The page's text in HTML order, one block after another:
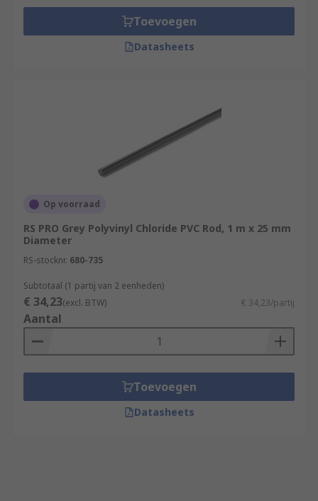
Toevoegen
Datasheets
Op voorraad
RS PRO Grey Polyvinyl Chloride PVC Rod, 1 m x 25 mm
Diameter
RS-stocknr. 680-735
Subtotaal (1 partij van 2 eenheden)
€ 34,23(excl. BTW) € 34,23/partij
Aantal
Toevoegen
Datasheets